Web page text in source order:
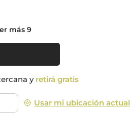
más 9
y retirá gratis
Usar mi ubicación actual